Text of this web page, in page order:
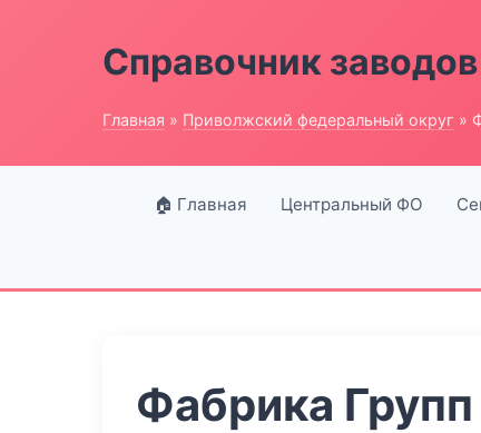
Справочник
Главная » Приволжский федеральный округ »
🏠 Главная Центральный ФО
Фабрика